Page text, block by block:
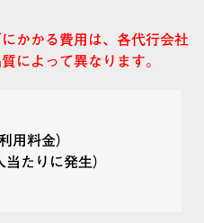
かかる費用は、各代行会社
によって異なります。
用料金）
たりに発生）